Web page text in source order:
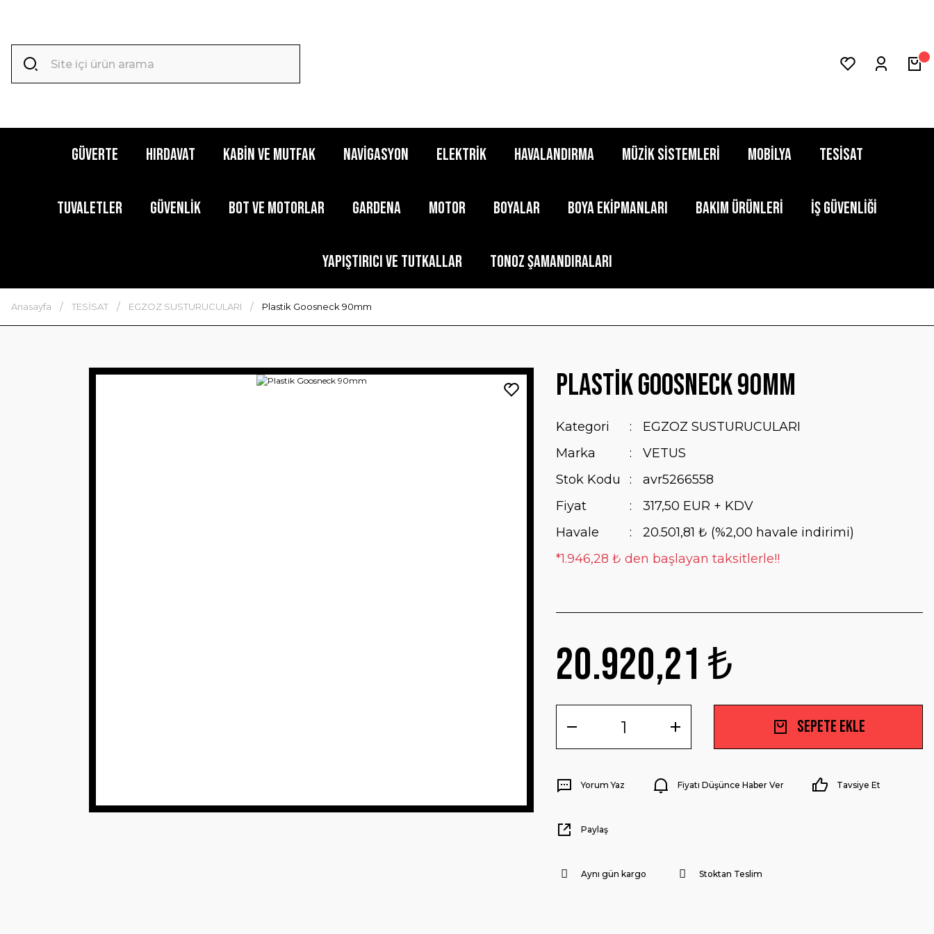
GÜVERTE HIRDAVAT KABİN ve MUTFAK NAVİGASYON ELEKTRİK HAVALANDIRMA MÜZİK SİSTEMLERİ MOBİLYA TESİSAT
TUVALETLER GÜVENLİK BOT ve MOTORLAR GARDENA MOTOR BOYALAR BOYA EKİPMANLARI BAKIM ÜRÜNLERİ İŞ GÜVENLİĞİ
YAPIŞTIRICI ve TUTKALLAR TONOZ ŞAMANDIRALARI
Anasayfa TESİSAT EGZOZ SUSTURUCULARI Plastik Goosneck 90mm
Plastik Goosneck 90mm
Kategori
EGZOZ SUSTURUCULARI
Marka
VETUS
Stok Kodu
avr5266558
Fiyat
317,50 EUR + KDV
Havale
20.501,81 ₺ (%2,00 havale indirimi)
*1.946,28 ₺ den başlayan taksitlerle!!
20.920,21 ₺
Sepete Ekle
Yorum Yaz Fiyatı Düşünce Haber Ver Tavsiye Et
Paylaş
Aynı gün kargo Stoktan Teslim